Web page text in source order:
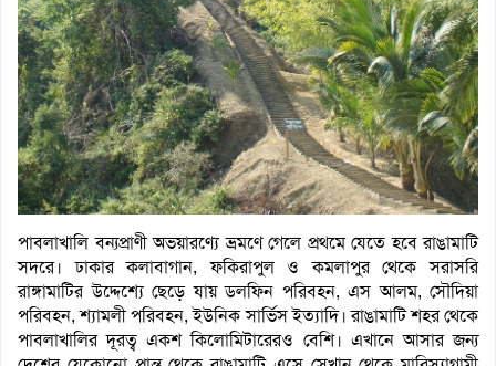
পাবলাখালি বন্যপ্রাণী অভয়ারণ্যে ভ্রমণে গেলে প্রথমে যেতে হবে রাঙামাটি
সদরে। ঢাকার কলাবাগান, ফকিরাপুল ও কমলাপুর থেকে সরাসরি
রাঙ্গামাটির উদ্দেশ্যে ছেড়ে যায় ডলফিন পরিবহন, এস আলম, সৌদিয়া
পরিবহন, শ্যামলী পরিবহন, ইউনিক সার্ভিস ইত্যাদি। রাঙামাটি শহর থেকে
পাবলাখালির দূরত্ব একশ কিলোমিটারেরও বেশি। এখানে আসার জন্য